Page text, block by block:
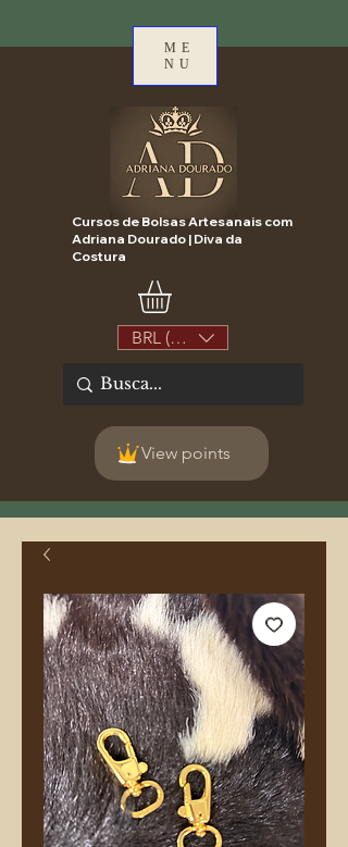
ME
NU
Cursos de Bolsas Artesanais com
Adriana Dourado | Diva da
Costura
BRL (R$)
View points